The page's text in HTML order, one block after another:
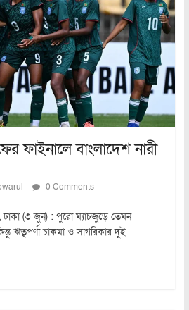
ফাইনালে বাংলাদেশ নারী
0 Comments
ঢাকা (৩ জুন) : পুরো ম্যাচজুড়ে তেমন
ঋতুপর্ণা চাকমা ও সাগরিকার দুই